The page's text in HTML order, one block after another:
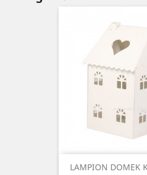
LAMPION DOMEK